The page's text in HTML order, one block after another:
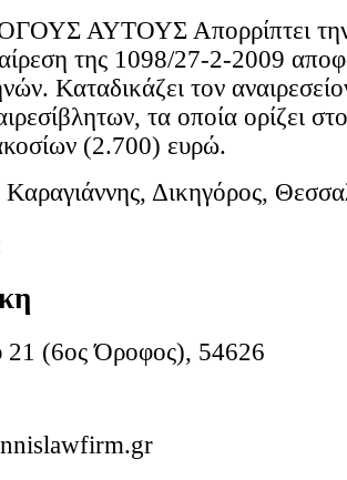
ΑΥΤΟΥΣ Απορρίπτει
της 1098/27-2-2009
Καταδικάζει τον
τα οποία ορίζει
(2.700) ευρώ.
Δικηγόρος,
21 (6ος Όροφος), 54626